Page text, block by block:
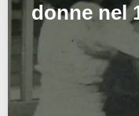
donne nel